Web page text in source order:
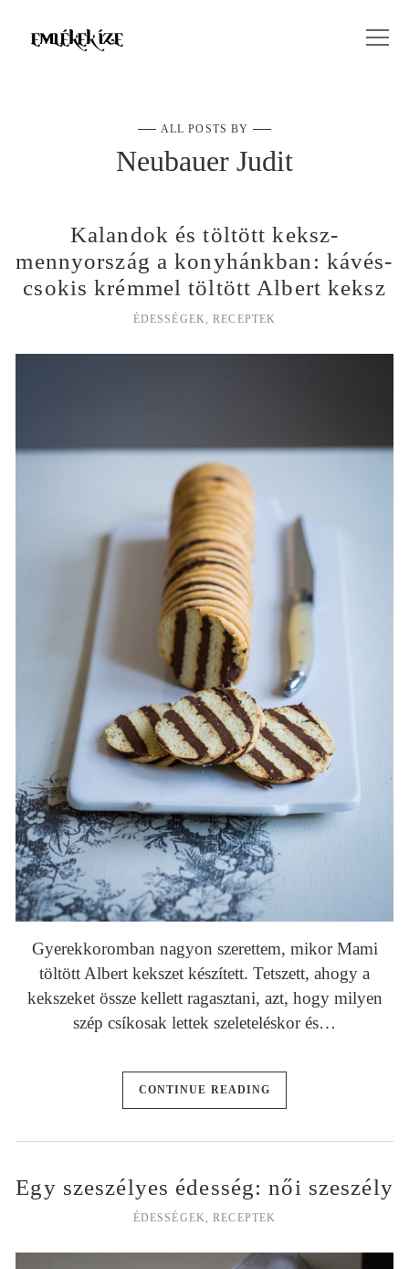
ALL POSTS BY
Neubauer Judit
Kalandok és töltött keksz-
mennyország a konyhánkban: kávés-
csokis krémmel töltött Albert keksz
ÉDESSÉGEK ,RECEPTEK
Gyerekkoromban nagyon szerettem, mikor Mami
töltött Albert kekszet készített. Tetszett, ahogy a
kekszeket össze kellett ragasztani, azt, hogy milyen
szép csíkosak lettek szeleteléskor és…
CONTINUE READING
Egy szeszélyes édesség: női szeszély
ÉDESSÉGEK,RECEPTEK